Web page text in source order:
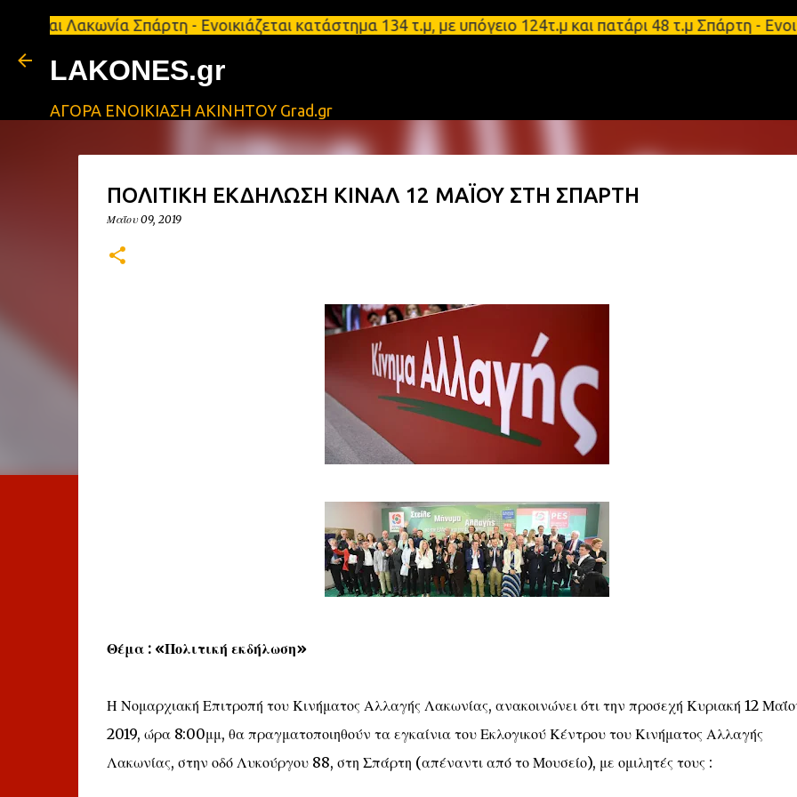
Μετάβαση στο κύριο περιεχόμενο
Σπάρτη - Ενοικιάζεται κατάστημα 134 τ.μ, με υπόγειο 124τ.μ και πατάρι 48 τ.μ Σπάρτη -
LAKONES.gr
ΑΓΟΡΑ ΕΝΟΙΚΙΑΣΗ ΑΚΙΝΗΤΟΥ Grad.gr
ΠΟΛΙΤΙΚΗ ΕΚΔΗΛΩΣΗ ΚΙΝΑΛ 12 ΜΑΪΟΥ ΣΤΗ ΣΠΑΡΤΗ
Μαΐου 09, 2019
Θέμα : «Πολιτική εκδήλωση»
Η Νομαρχιακή Επιτροπή του Κινήματος Αλλαγής Λακωνίας, ανακοινώνει ότι την προσεχή Κυριακή 12
2019, ώρα 8:00μμ, θα πραγματοποιηθούν τα εγκαίνια του Εκλογικού Κέντρου του Κινήματος Αλλαγής
Λακωνίας, στην οδό Λυκούργου 88, στη Σπάρτη (απέναντι από το Μουσείο), με ομιλητές τους :